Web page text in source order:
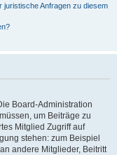
juristische Anfragen zu diesem
Board-Administration
um Beiträge zu
Mitglied Zugriff auf
stehen: zum Beispiel
andere Mitglieder, Beitritt